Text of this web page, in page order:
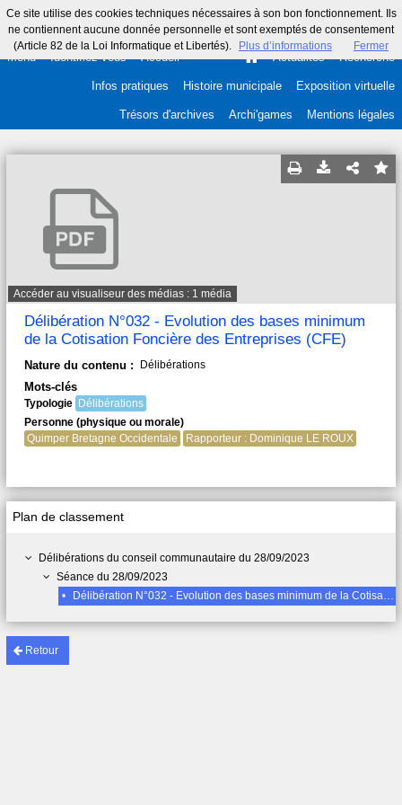
Ce site utilise des cookies techniques nécessaires à son bon fonctionnement. Ils
ne contiennent aucune donnée personnelle et sont exemptés de consentement
(Article 82 de la Loi Informatique et Libertés).
Plus d’informations Fermer
Menu Identifiez-vous Accueil Actualités Recherche
Infos pratiques Histoire municipale Exposition virtuelle
Trésors d'archives Archi'games Mentions légales
Retour
Plan de classement
Délibérations du conseil communautaire du 28/09/2023
Séance du 28/09/2023
•
Délibération N°032 - Evolution des bases minimum de la Cotisation Foncière des Entreprises (CFE)
Accéder au visualiseur des médias : 1 média
Délibération N°032 - Evolution des bases minimum
de la Cotisation Foncière des Entreprises (CFE)
Nature du contenu : Délibérations
Mots-clés
Typologie Délibérations
Personne (physique ou morale)
Quimper Bretagne Occidentale
Rapporteur : Dominique LE ROUX